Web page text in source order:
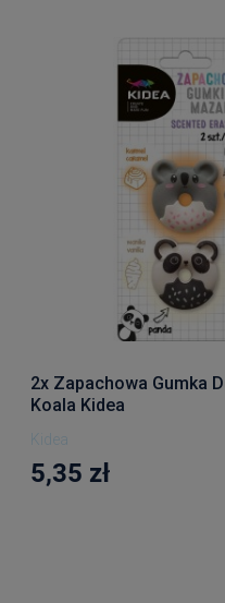
2x Zapachowa Gumka
Koala Kidea
Kidea
5,35 zł